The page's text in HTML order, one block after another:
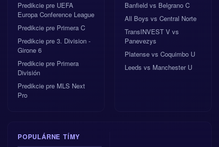
Predikcie pre UEFA
Europa Conference League
Predikcie pre Primera C
Predikcie pre 3. Division -
Girone 6
Predikcie pre Primera
División
Predikcie pre MLS Next
Pro
Banfield vs Belgrano C
All Boys vs Central Norte
TransINVEST V vs
Panevezys
Platense vs Coquimbo U
Leeds vs Manchester U
POPULÁRNE TÍMY